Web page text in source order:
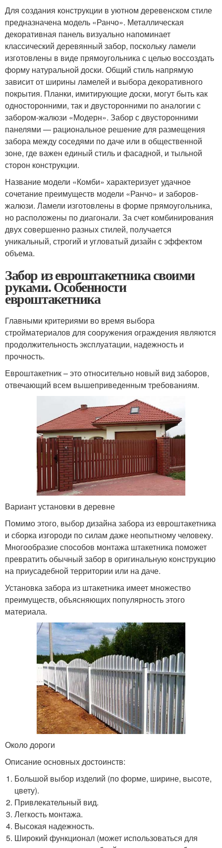
Для создания конструкции в уютном деревенском стиле
предназначена модель «Ранчо». Металлическая
декоративная панель визуально напоминает
классический деревянный забор, поскольку ламели
изготовлены в виде прямоугольника с целью воссоздать
форму натуральной доски. Общий стиль напрямую
зависит от ширины ламелей и выбора декоративного
покрытия. Планки, имитирующие доски, могут быть как
односторонними, так и двусторонними по аналогии с
забором-жалюзи «Модерн». Забор с двусторонними
панелями — рациональное решение для размещения
забора между соседями по даче или в общественной
зоне, где важен единый стиль и фасадной, и тыльной
сторон конструкции.
Название модели «Комби» характеризует удачное
сочетание преимуществ модели «Ранчо» и заборов-
жалюзи. Ламели изготовлены в форме прямоугольника,
но расположены по диагонали. За счет комбинирования
двух совершенно разных стилей, получается
уникальный, строгий и угловатый дизайн с эффектом
объема.
Забор из евроштакетника своими
руками. Особенности
евроштакетника
Главными критериями во время выбора
стройматериалов для сооружения ограждения являются
продолжительность эксплуатации, надежность и
прочность.
Евроштакетник – это относительно новый вид заборов,
отвечающий всем вышеприведенным требованиям.
Вариант установки в деревне
Помимо этого, выбор дизайна забора из евроштакетника
и сборка изгороди по силам даже неопытному человеку.
Многообразие способов монтажа штакетника поможет
превратить обычный забор в оригинальную конструкцию
на приусадебной территории или на даче.
Установка забора из штакетника имеет множество
преимуществ, объясняющих популярность этого
материала.
Около дороги
Описание основных достоинств:
Большой выбор изделий (по форме, ширине, высоте,
цвету).
Привлекательный вид.
Легкость монтажа.
Высокая надежность.
Широкий функционал (может использоваться для